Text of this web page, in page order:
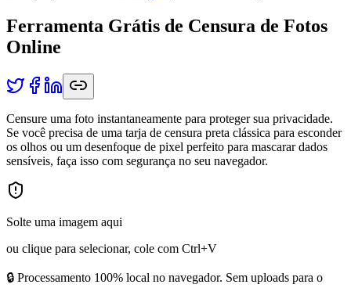
Ferramenta Grátis de Censura de Fotos
Online
Censure uma foto instantaneamente para proteger sua privacidade.
Se você precisa de uma tarja de censura preta clássica para esconder
os olhos ou um desenfoque de pixel perfeito para mascarar dados
sensíveis, faça isso com segurança no seu navegador.
Solte uma imagem aqui
ou clique para selecionar, cole com Ctrl+V
🔒 Processamento 100% local no navegador. Sem uploads para o